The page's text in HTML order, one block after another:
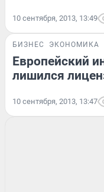
10 сентября, 2013, 13:49
БИЗНЕС ЭКОНОМИКА
Европейский
лишился
10 сентября, 2013, 13:47